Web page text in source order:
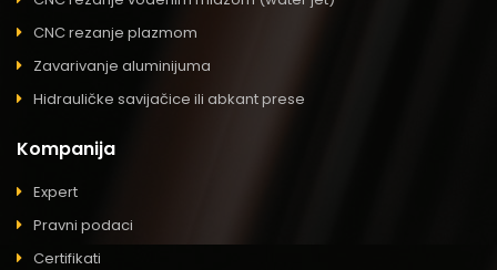
CNC rezanje plazmom
Zavarivanje aluminijuma
Hidrauličke savijačice ili abkant prese
Kompanija
Expert
Pravni podaci
Certifikati